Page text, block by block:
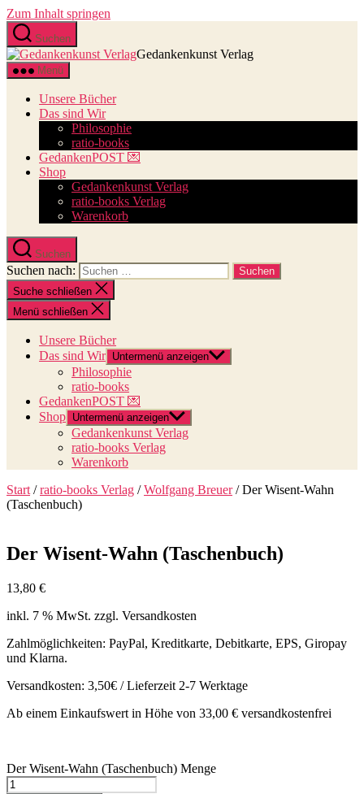
Zum Inhalt springen
Suchen
Gedankenkunst Verlag
Menü
Unsere Bücher
Das sind Wir
Philosophie
ratio-books
GedankenPOST 💌
Shop
Gedankenkunst Verlag
ratio-books Verlag
Warenkorb
Suchen
Suchen nach:
Suche schließen
Menü schließen
Unsere Bücher
Das sind Wir Untermenü anzeigen
Philosophie
ratio-books
GedankenPOST 💌
Shop Untermenü anzeigen
Gedankenkunst Verlag
ratio-books Verlag
Warenkorb
Start /ratio-books Verlag /Wolfgang Breuer/ Der Wisent-Wahn
(Taschenbuch)
Der Wisent-Wahn (Taschenbuch)
13,80 €
inkl. 7 % MwSt. zzgl. Versandkosten
Zahlmöglichkeiten: PayPal, Kreditkarte, Debitkarte, EPS, Giropay
und Klarna.
Versandkosten: 3,50€ / Lieferzeit 2-7 Werktage
Ab einem Einkaufswert in Höhe von 33,00 € versandkostenfrei
Der Wisent-Wahn (Taschenbuch) Menge